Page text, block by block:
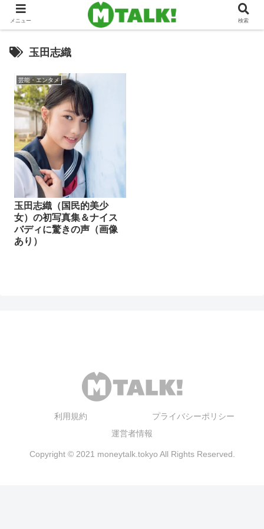
玉田志織
芸能・エンタメ
玉田志織（国民的美少
女）の初写真集＆ナイス
バディに驚きの声（画像
あり）
利用規約
プライバシーポリシー
運営者情報
Copyright © 2021 moneytalk.tokyo All Rights Reserved.
メニュー 検索